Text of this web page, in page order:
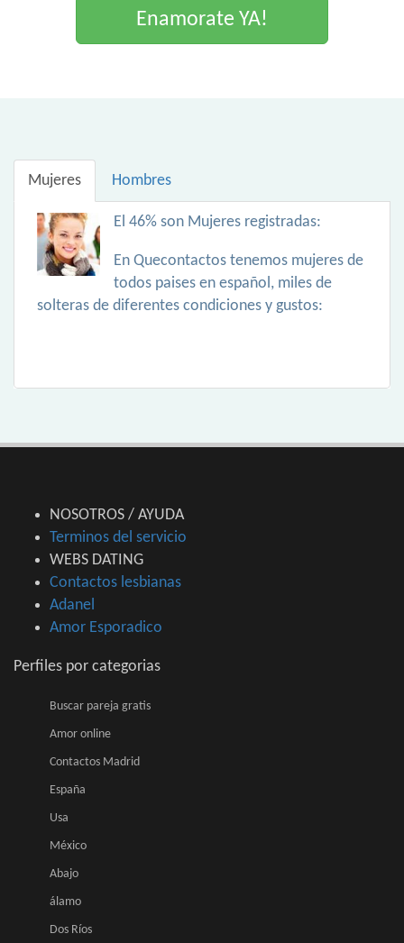
Enamorate YA!
Mujeres Hombres
El 46% son Mujeres registradas:
En Quecontactos tenemos mujeres de
todos paises en español, miles de
solteras de diferentes condiciones y gustos:
NOSOTROS / AYUDA
Terminos del servicio
WEBS DATING
Contactos lesbianas
Adanel
Amor Esporadico
Perfiles por categorias
Buscar pareja gratis
Amor online
Contactos Madrid
España
Usa
México
Abajo
álamo
Dos Ríos